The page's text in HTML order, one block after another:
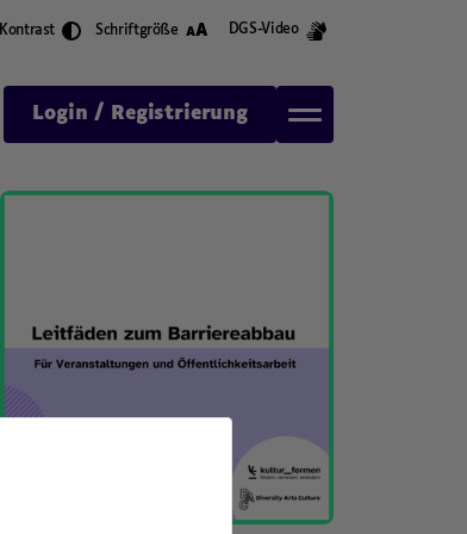
Kontrast Schriftgröße AA DGS-Video
Login / Registrierung ,